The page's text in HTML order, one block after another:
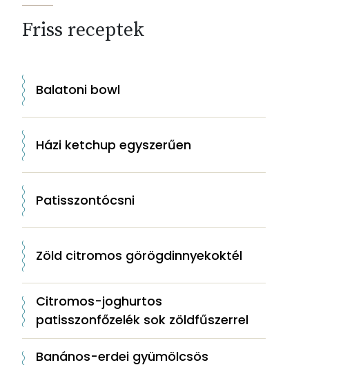
Friss receptek
Balatoni bowl
Házi ketchup egyszerűen
Patisszontócsni
Zöld citromos görögdinnyekoktél
Citromos-joghurtos
patisszonfőzelék sok zöldfűszerrel
Banános-erdei gyümölcsös